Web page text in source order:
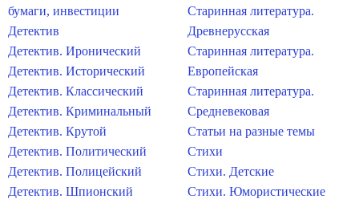
бумаги, инвестиции
Детектив
Детектив. Иронический
Детектив. Исторический
Детектив. Классический
Детектив. Криминальный
Детектив. Крутой
Детектив. Политический
Детектив. Полицейский
Детектив. Шпионский
Старинная литература.
Древнерусская
Старинная литература.
Европейская
Старинная литература.
Средневековая
Статьи на разные темы
Стихи
Стихи. Детские
Стихи. Юмористические